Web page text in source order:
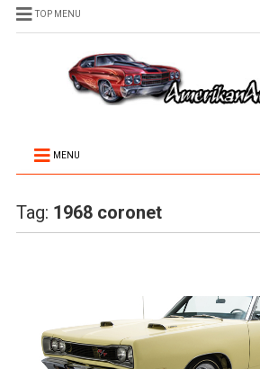
TOP MENU
MENU
Tag: 1968 coronet